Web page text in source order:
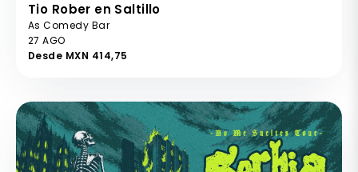
Tio Rober en Saltillo
As Comedy Bar
27 AGO
Desde MXN 414,75